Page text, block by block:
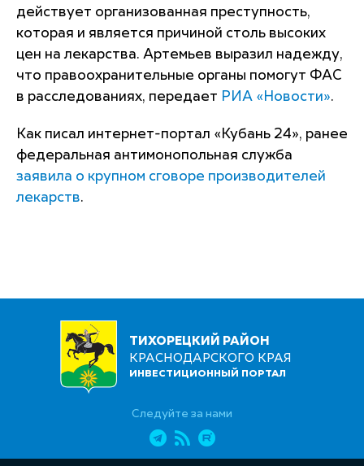
действует организованная преступность,
которая и является причиной столь высоких
цен на лекарства. Артемьев выразил надежду,
что правоохранительные органы помогут ФАС
в расследованиях, передает РИА «Новости».
Как писал интернет-портал «Кубань 24», ранее
федеральная антимонопольная служба
заявила о крупном сговоре производителей
лекарств.
ТИХОРЕЦКИЙ РАЙОН
КРАСНОДАРСКОГО КРАЯ
ИНВЕСТИЦИОННЫЙ ПОРТАЛ
Следуйте за нами